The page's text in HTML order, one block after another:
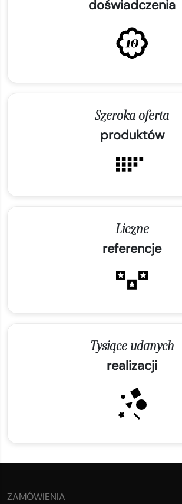
doświadczenia
Szeroka oferta
produktów
Liczne
referencje
Tysiące udanych
realizacji
ZAMÓWIENIA